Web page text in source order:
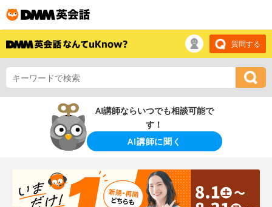
質問する
AI講師ならいつでも相談可能で
す！
AI講師に聞く